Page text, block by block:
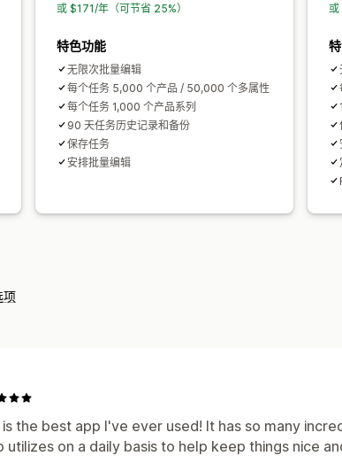
或 $171/年（可节省 25%）
特色功能
无限次批量编辑
每个任务 5,000 个产品 / 50,000 个多属性
每个任务 1,000 个产品系列
90 天任务历史记录和备份
保存任务
安排批量编辑
或
项
is the best app I've ever used! It has so many
utilizes on a daily basis to help keep things nice